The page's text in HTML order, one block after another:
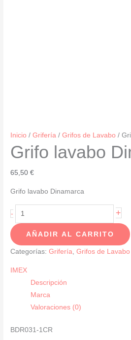
Inicio /Grifería /Grifos de Lavabo /
Grifo lavabo
65,50€
Grifo lavabo Dinamarca
-
Grifo
lavabo
Dinamarca
cantidad
+
AÑADIR AL CARRITO
Categorías:Grifería ,Grifos de Lavabo
IMEX
Descripción
Marca
Valoraciones (0)
BDR031-1CR